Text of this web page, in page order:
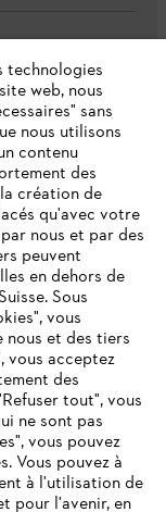
prenons plus
site ne
utilisation
de passer à
technologies
web, nous
sans
nous utilisons
contenu
des
création de
qu'avec votre
nous et par des
peuvent
en dehors de
Sous
vous
nous et des tiers
vous acceptez
des
tout", vous
ne sont pas
vous pouvez
Vous pouvez à
à l'utilisation de
pour l'avenir, en